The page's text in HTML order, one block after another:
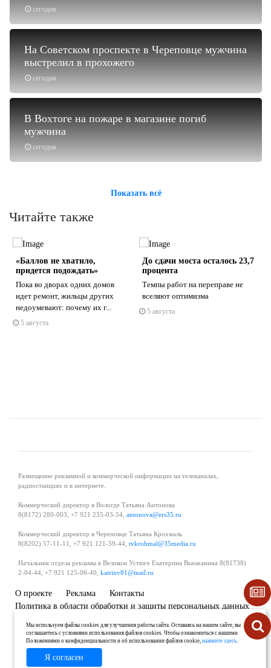
сегодня
сегодня
На Советском проспекте в Череповце мужчина
выстрелил в прохожего
сегодня
В Вохтоге на пожаре в магазине погиб
мужчина
Показать всё
Читайте также
«Баллов не хватило,
придется подождать»
Пока во дворах одних домов
идет ремонт, жильцы других
недоумевают: почему их г...
5 августа
До сдачи моста осталось 23,7
процента
Темпы работ на переправе не
вселяют оптимизма
5 августа
Размещение рекламной и коммерческой информации на телеканалах,
радиостанциях и в интернете.
Коммерческий директор в Вологде Татьяна Антонова
8(8172) 280-003, +7 921 235-03-54, antonova@ers35.ru
Коммерческий директор в Череповце Татьяна Крохмаль
8(8202) 57-11-11, +7 921 121-59-44, tvkrohmal@35media.ru
Начальник отдела рекламы в Великом Устюге Екатерина Вьюжанина 8(81738)
2-04-44, +7 921 125-06-40, katrinv81@mail.ru
О проекте Реклама
Контакты
Политика в области обработки и защиты персональных данных
Мы используем файлы cookies для улучшения работы сайта. Оставаясь на нашем сайте, вы
соглашаетесь с условиями использования файлов cookies. Чтобы ознакомиться с нашими
Положениями о конфиденциальности и об использовании файлов cookie,нажмите здесь.
Я согласен